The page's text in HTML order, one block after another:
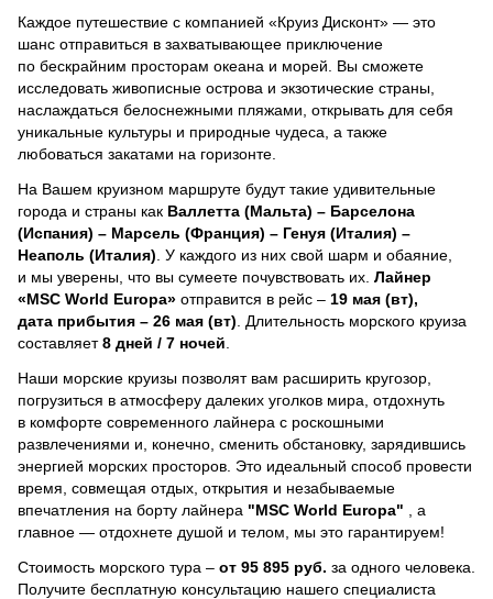
Каждое путешествие с компанией «Круиз Дисконт» — это
шанс отправиться в захватывающее приключение
по бескрайним просторам океана и морей. Вы сможете
исследовать живописные острова и экзотические страны,
наслаждаться белоснежными пляжами, открывать для себя
уникальные культуры и природные чудеса, а также
любоваться закатами на горизонте.
На Вашем круизном маршруте будут такие удивительные
города и страны как Валлетта (Мальта) – Барселона
(Испания) – Марсель (Франция) – Генуя (Италия) –
Неаполь (Италия) . У каждого из них свой шарм и обаяние,
и мы уверены, что вы сумеете почувствовать их. Лайнер
«MSC World Europa» отправится в рейс – 19 мая (вт),
дата прибытия – 26 мая (вт) . Длительность морского круиза
составляет8 дней / 7 ночей
Наши морские круизы позволят вам расширить кругозор,
погрузиться в атмосферу далеких уголков мира, отдохнуть
в комфорте современного лайнера с роскошными
развлечениями и, конечно, сменить обстановку, зарядившись
энергией морских просторов. Это идеальный способ провести
время, совмещая отдых, открытия и незабываемые
впечатления на борту лайнера "MSC World Europa"
, a
главное — отдохнете душой и телом, мы это гарантируем!
Стоимость морского тура – от 95 895 руб. за одного человека.
Получите бесплатную консультацию нашего специалиста